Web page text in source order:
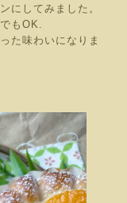
にしてみました。
もOK.
た味わいになりま